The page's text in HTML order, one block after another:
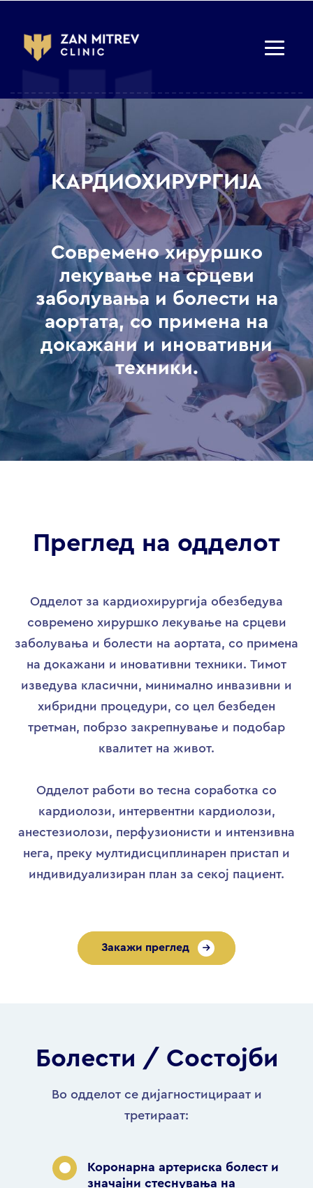
КАРДИОХИРУРГИЈА
Современо хируршко
лекување на срцеви
заболувања и болести на
аортата, со примена на
докажани и иновативни
техники.
Преглед на одделот
Одделот за кардиохирургија обезбедува
современо хируршко лекување на срцеви
заболувања и болести на аортата, со примена
на докажани и иновативни техники. Тимот
изведува класични, минимално инвазивни и
хибридни процедури, со цел безбеден
третман, побрзо закрепнување и подобар
квалитет на живот.
Одделот работи во тесна соработка со
кардиолози, интервентни кардиолози,
анестезиолози, перфузионисти и интензивна
нега, преку мултидисциплинарен пристап и
индивидуализиран план за секој пациент.
Закажи преглед
Болести / Состојби
Во одделот се дијагностицираат и
третираат:
Коронарна артериска болест и
значајни стеснувања на